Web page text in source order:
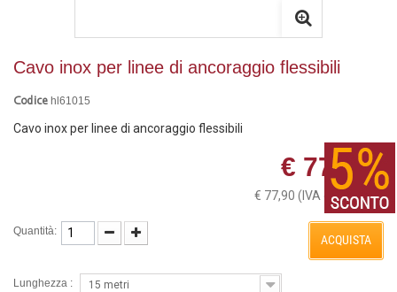
Cavo inox per linee di ancoraggio flessibili
Codice hl61015
Cavo inox per linee di ancoraggio flessibili
€ 77,90
€ 77,90 (IVA esclusa)
Quantità:
ACQUISTA
Lunghezza : 15 metri